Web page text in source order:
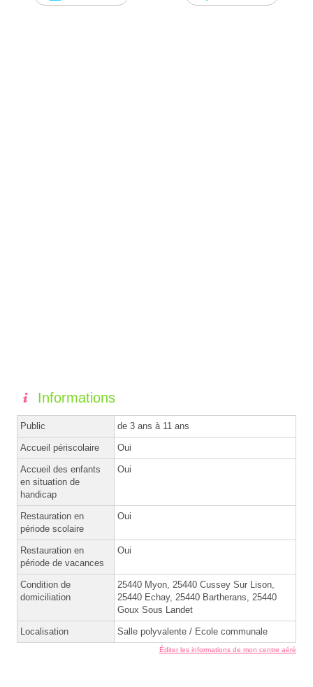
Informations
Public de 3 ans à 11 ans
Accueil périscolaire Oui
Accueil des enfants
en situation de
handicap
Oui
Restauration en
période scolaire
Oui
Restauration en
période de vacances
Oui
Condition de
domiciliation
25440 Myon, 25440 Cussey Sur Lison,
25440 Echay, 25440 Bartherans, 25440
Goux Sous Landet
Localisation Salle polyvalente / Ecole communale
Éditer les informations de mon centre aéré